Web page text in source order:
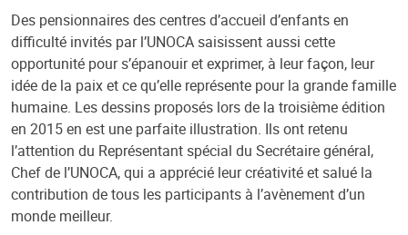
Des pensionnaires des centres d’accueil d’enfants en
difficulté invités par l’UNOCA saisissent aussi cette
opportunité pour s’épanouir et exprimer, à leur façon, leur
idée de la paix et ce qu’elle représente pour la grande famille
humaine. Les dessins proposés lors de la troisième édition
en 2015 en est une parfaite illustration. Ils ont retenu
l’attention du Représentant spécial du Secrétaire général,
Chef de l’UNOCA, qui a apprécié leur créativité et salué la
contribution de tous les participants à l’avènement d’un
monde meilleur.